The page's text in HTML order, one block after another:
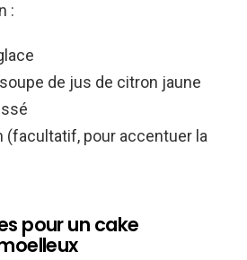
:
de jus de citron jaune
(facultatif, pour accentuer la
pour un cake